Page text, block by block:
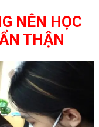
NÊN HỌC
THẬN